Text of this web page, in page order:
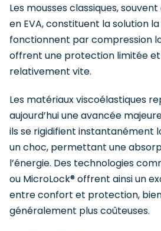
Les mousses classiques,
en EVA, constituent la solution
fonctionnent par compression
offrent une protection limitée et
relativement vite.
Les matériaux viscoélastiques
aujourd’hui une avancée
ils se rigidifient instantanément
un choc, permettant une
l’énergie. Des technologies
ou MicroLock® offrent ainsi un
entre confort et protection, bien
généralement plus coûteuses.